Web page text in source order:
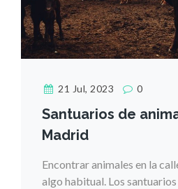
21 Jul, 2023 0
Santuarios de
Madrid
Encontrar animales en la
algo habitual. Los santuarios